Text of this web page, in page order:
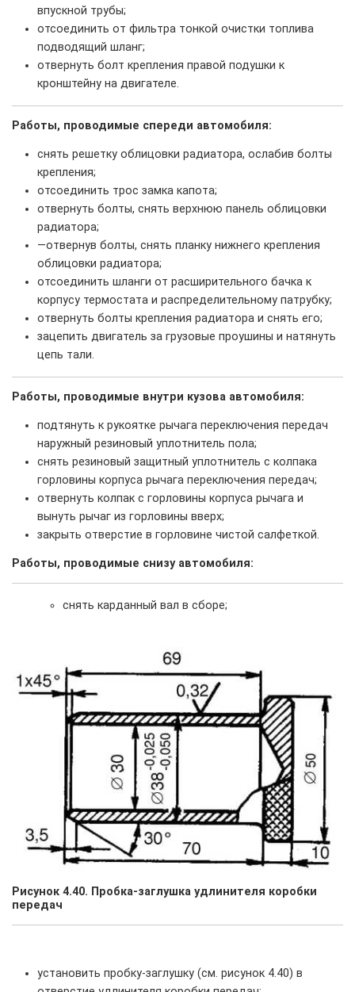
впускной трубы;
отсоединить от фильтра тонкой очистки топлива
подводящий шланг;
отвернуть болт крепления правой подушки к
кронштейну на двигателе.
Работы, проводимые спереди автомобиля:
снять решетку облицовки радиатора, ослабив болты
крепления;
отсоединить трос замка капота;
отвернуть болты, снять верхнюю панель облицовки
радиатора;
—отвернув болты, снять планку нижнего крепления
облицовки радиатора;
отсоединить шланги от расширительного бачка к
корпусу термостата и распределительному патрубку;
отвернуть болты крепления радиатора и снять его;
зацепить двигатель за грузовые проушины и натянуть
цепь тали.
Работы, проводимые внутри кузова автомобиля:
подтянуть к рукоятке рычага переключения передач
наружный резиновый уплотнитель пола;
снять резиновый защитный уплотнитель с колпака
горловины корпуса рычага переключения передач;
отвернуть колпак с горловины корпуса рычага и
вынуть рычаг из горловины вверх;
закрыть отверстие в горловине чистой салфеткой.
Работы, проводимые снизу автомобиля:
снять карданный вал в сборе;
Рисунок 4.40. Пробка-заглушка удлинителя коробки
передач
установить пробку-заглушку (см. рисунок 4.40) в